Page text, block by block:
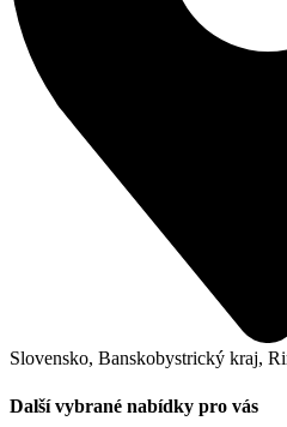
Slovensko, Banskobystrický kraj,
Další vybrané nabídky pro vás